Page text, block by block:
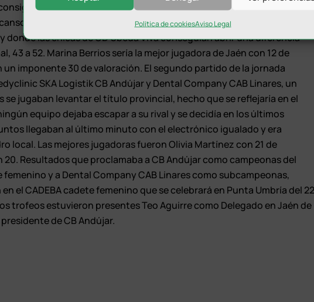
Política de cookiesAviso Legal
una ventaja siete puntos, mejorarían las capitalinas en el
con una mínima venta. Se reanudaría el encuentro con la
las chicas de CD Úbeda Viva conseguían abrir una diferencia
43 a 52. Marina Berrios sería la mejor jugadora de Jaén con 12 de
un imponente 30 de valoración. El segundo partido de la jornada
SKA Logistik CB Andújar y Dental Company CAB Linares, un
jugaban levantar el título provincial, hecho que se reflejaría en el
equipo dejaba escapar a su rival y se decidía en los últimos
llegaban al último minuto con el electrónico igualado y era
local. Las mejores jugadoras fueron Olivia Martínez con 21 de
Resultados que proclamaba a CB Andújar como campeonas del
y a Dental Company CAB Linares como subcampeonas,
el CADEBA cadete femenino que se celebrará en Punta Umbría del
trofeos estuvieron presentes Teo Aguirre como Delegado en Jaén de
de CB Andújar.